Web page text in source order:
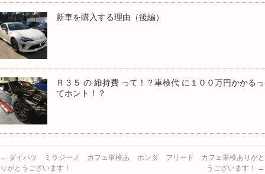
新車を購入する理由（後編）
Ｒ３５ の 維持費 って！？車検代 に１００万円かかるっ
てホント！？
← ダイハツ ミラジーノ カフェ車検あ
りがとうございます！
ホンダ フリード カフェ車検ありがと
うございます！
→